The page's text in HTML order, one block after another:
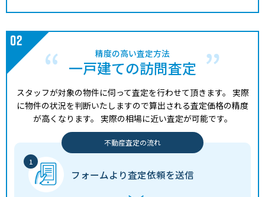
精度の高い査定方法
一戸建ての訪問査定
スタッフが対象の物件に伺って査定を行わせて頂きます。 実際
に物件の状況を判断いたしますので算出される査定価格の精度
が高くなります。 実際の相場に近い査定が可能です。
不動産査定の流れ
フォームより査定依頼を送信